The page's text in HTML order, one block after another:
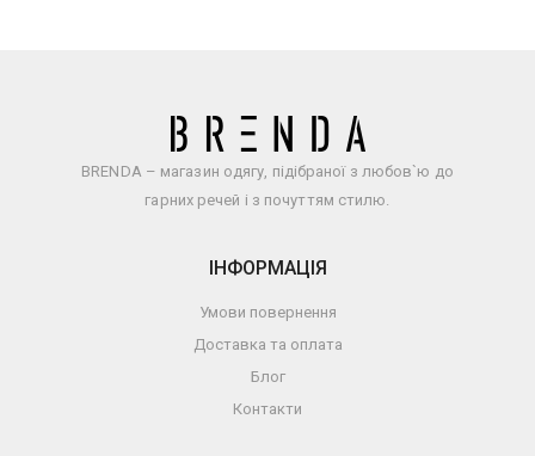
BRENDA – магазин одягу, підібраної з любов`ю до
гарних речей і з почуттям стилю.
ІНФОРМАЦІЯ
Умови повернення
Доставка та оплата
Блог
Контакти